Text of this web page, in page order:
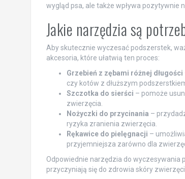
wygląd psa, ale także wpływa pozytywnie
Jakie narzędzia są
Aby skutecznie wyczesać podszerstek,
akcesoria, które ułatwią ten proces:
Grzebień z zębami różnej długości
czy kotów z dłuższym
Szczotka do sierści – pomoże
zwierzęcia.
Nożyczki do przycinania –
ryzyka zranienia zwierzęcia.
Rękawice do pielęgnacji –
przyjemniejsza zarówno dla
Odpowiednie narzędzia do wyczesywania
przyczyniają się do zdrowia skóry